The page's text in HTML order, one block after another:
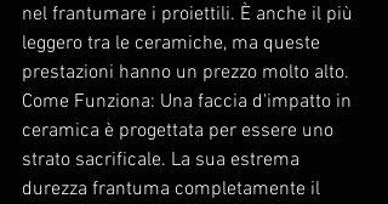
nel frantumare i proiettili. È anche il più
leggero tra le ceramiche, ma queste
prestazioni hanno un prezzo molto alto.
Come Funziona: Una faccia d'impatto in
ceramica è progettata per essere uno
strato sacrificale. La sua estrema
durezza frantuma completamente il